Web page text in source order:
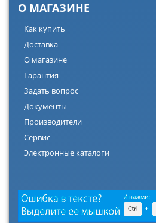
О МАГАЗИНЕ
Как купить
Доставка
О магазине
Гарантия
Задать вопрос
Документы
Производители
Сервис
Электронные каталоги